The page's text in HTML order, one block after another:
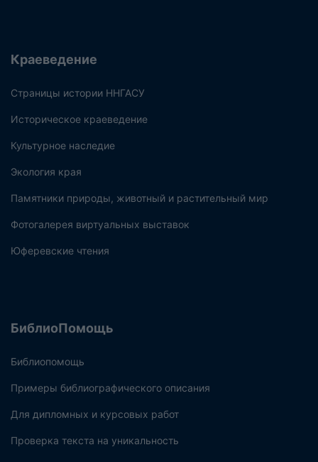
Краеведение
Страницы истории ННГАСУ
Историческое краеведение
Культурное наследие
Экология края
Памятники природы, животный и растительный мир
Фотогалерея виртуальных выставок
Юферевские чтения
БиблиоПомощь
Библиопомощь
Примеры библиографического описания
Для дипломных и курсовых работ
Проверка текста на уникальность